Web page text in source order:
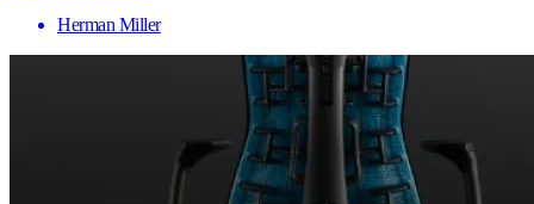
Herman Miller